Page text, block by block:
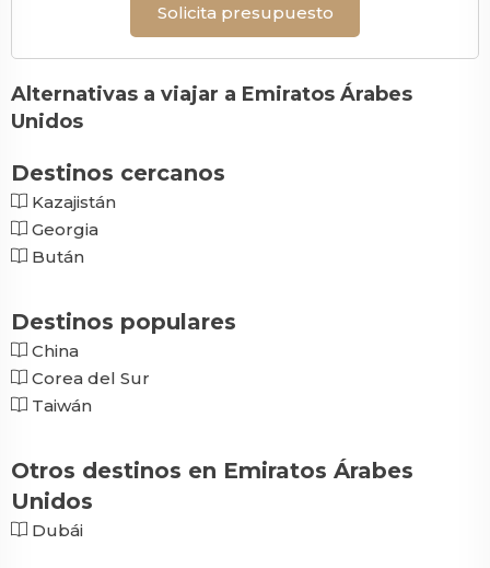
Solicita presupuesto
Alternativas a viajar a Emiratos Árabes
Unidos
Destinos cercanos
Kazajistán
Georgia
Bután
Destinos populares
China
Corea del Sur
Taiwán
Otros destinos en Emiratos Árabes
Unidos
Dubái